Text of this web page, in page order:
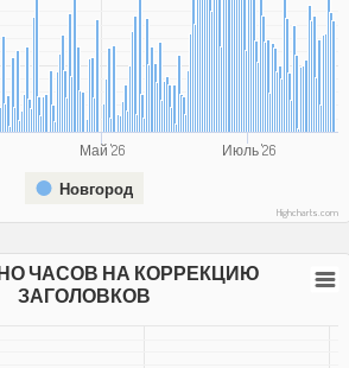
Май '26 Июль '26
Новгород
Highcharts.com
ЧАСОВ НА КОРРЕКЦИЮ
ЗАГОЛОВКОВ